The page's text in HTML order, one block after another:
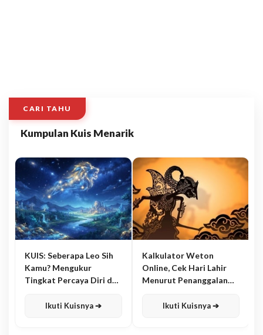
CARI TAHU
Kumpulan Kuis Menarik
KUIS: Seberapa Leo Sih
Kamu? Mengukur
Tingkat Percaya Diri dan
Ikuti Kuisnya ➔
Kalkulator Weton
Online, Cek Hari Lahir
Menurut Penanggalan
Ikuti Kuisnya ➔